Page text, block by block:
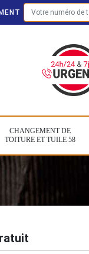
CHANGEMENT DE
TOITURE ET TUILE 58